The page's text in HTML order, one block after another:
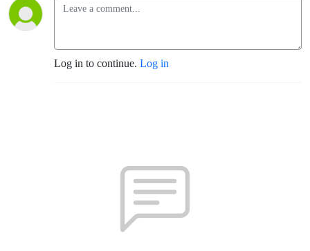
Log in to continue. Log in